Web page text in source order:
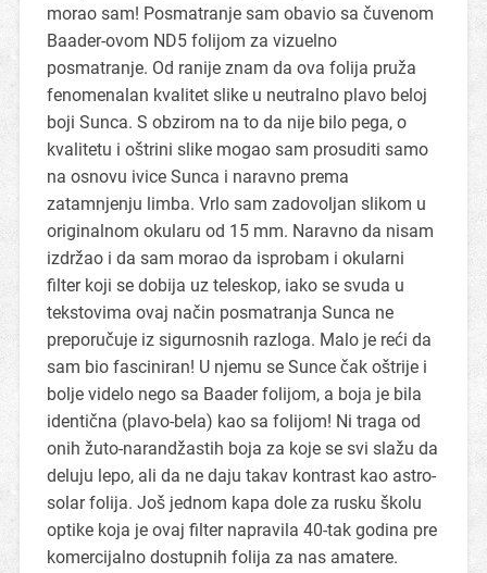
morao sam! Posmatranje sam obavio sa čuvenom
Baader-ovom ND5 folijom za vizuelno
posmatranje. Od ranije znam da ova folija pruža
fenomenalan kvalitet slike u neutralno plavo beloj
boji Sunca. S obzirom na to da nije bilo pega, o
kvalitetu i oštrini slike mogao sam prosuditi samo
na osnovu ivice Sunca i naravno prema
zatamnjenju limba. Vrlo sam zadovoljan slikom u
originalnom okularu od 15 mm. Naravno da nisam
izdržao i da sam morao da isprobam i okularni
filter koji se dobija uz teleskop, iako se svuda u
tekstovima ovaj način posmatranja Sunca ne
preporučuje iz sigurnosnih razloga. Malo je reći da
sam bio fasciniran! U njemu se Sunce čak oštrije i
bolje videlo nego sa Baader folijom, a boja je bila
identična (plavo-bela) kao sa folijom! Ni traga od
onih žuto-narandžastih boja za koje se svi slažu da
deluju lepo, ali da ne daju takav kontrast kao astro-
solar folija. Još jednom kapa dole za rusku školu
optike koja je ovaj filter napravila 40-tak godina pre
komercijalno dostupnih folija za nas amatere.